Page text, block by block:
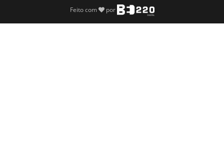
Feito com por